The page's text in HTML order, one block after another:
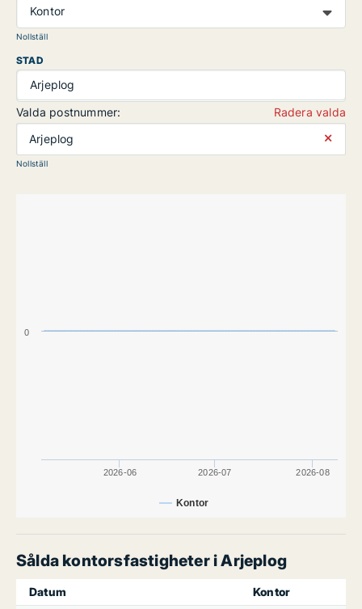
Kontor
Nollställ
STAD
Arjeplog
Valda postnummer:
Radera valda
Arjeplog
⨯
Nollställ
Kontor
2026-06 2026-07 2026-08
0
Sålda kontorsfastigheter i Arjeplog
Datum
Kontor